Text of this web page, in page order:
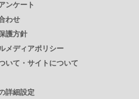
ンケート
わせ
護方針
メディアポリシー
いて・サイトについて
詳細設定